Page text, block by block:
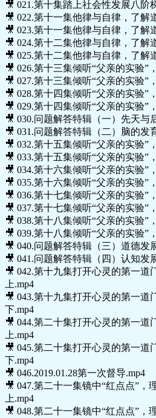
🎥 021.第十集踏上社会性发展八阶
🎥 022.第十一集他律与自律，了解
🎥 023.第十一集他律与自律，了解
🎥 024.第十二集他律与自律，了解
🎥 025.第十二集他律与自律，了解
🎥 026.第十三集倾听“父亲的实验”
🎥 027.第十三集倾听“父亲的实验”
🎥 028.第十四集倾听“父亲的实验”
🎥 029.第十四集倾听“父亲的实验”
🎥 030.问题解答特辑（一）先天与
🎥 031.问题解答特辑（二）脑的发
🎥 032.第十五集倾听“父亲的实验”
🎥 033.第十五集倾听“父亲的实验”
🎥 034.第十六集倾听“父亲的实验”
🎥 035.第十六集倾听“父亲的实验”
🎥 036.第十七集倾听“父亲的实验”
🎥 037.第十七集倾听“父亲的实验”
🎥 038.第十八集倾听“父亲的实验”
🎥 039.第十八集倾听“父亲的实验”
🎥 040.问题解答特辑（三）道德发
🎥 041.问题解答特辑（四）认知发
🎥 042.第十九集打开心灵的第一道
上.mp4
🎥 043.第十九集打开心灵的第一道
下.mp4
🎥 044.第二十集打开心灵的第一道
上.mp4
🎥 045.第二十集打开心灵的第一道
下.mp4
🎥 046.2019.01.28第一次督导.mp4
🎥 047.第二十一集镜中“红点点”，
上.mp4
🎥 048.第二十一集镜中“红点点”，